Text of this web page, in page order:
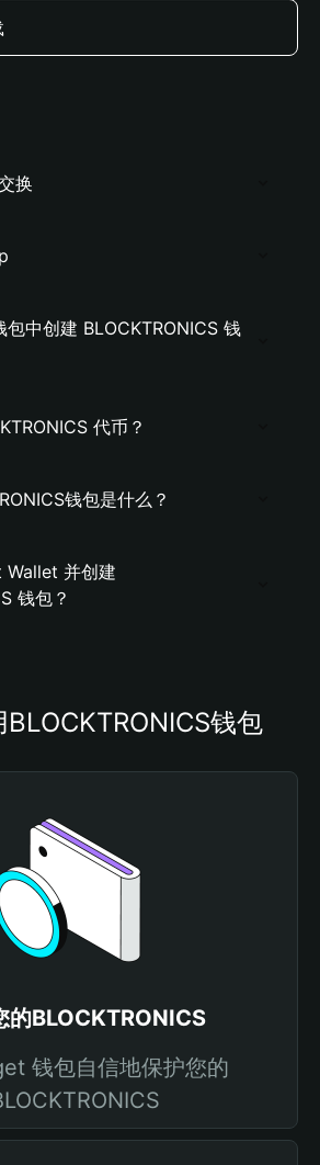
换
中创建 BLOCKTRONICS 钱
代币？
钱包是什么？
并创建
钱包？
钱包
的BLOCKTRONICS
钱包自信地保护您的